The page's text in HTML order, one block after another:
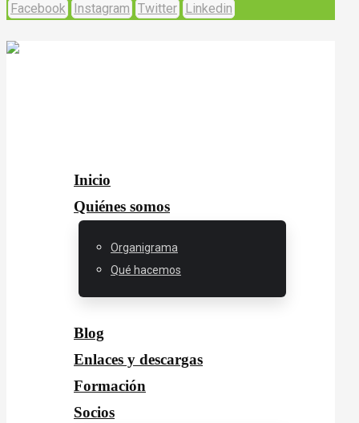
Facebook Instagram Twitter Linkedin
Inicio
Quiénes somos
Organigrama
Qué hacemos
Blog
Enlaces y descargas
Formación
Socios